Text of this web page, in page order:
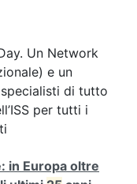
Un Network
e un
di tutto
per tutti i
in Europa oltre